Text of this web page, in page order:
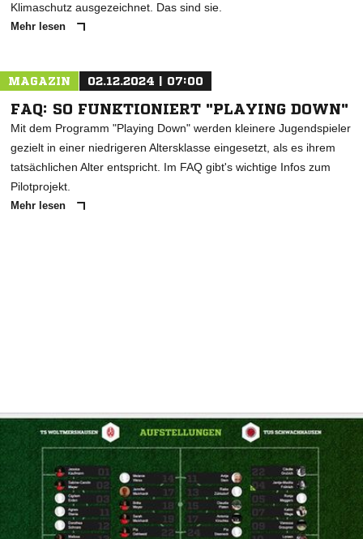
Klimaschutz ausgezeichnet. Das sind sie.
Mehr lesen
MAGAZIN 02.12.2024 | 07:00
FAQ: SO FUNKTIONIERT "PLAYING DOWN"
Mit dem Programm "Playing Down" werden kleinere Jugendspieler
gezielt in einer niedrigeren Altersklasse eingesetzt, als es ihrem
tatsächlichen Alter entspricht. Im FAQ gibt's wichtige Infos zum
Pilotprojekt.
Mehr lesen